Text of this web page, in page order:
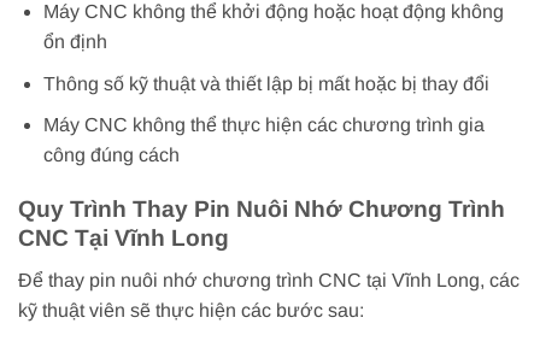
Máy CNC không thể khởi động hoặc hoạt động không
ổn định
Thông số kỹ thuật và thiết lập bị mất hoặc bị thay đổi
Máy CNC không thể thực hiện các chương trình gia
công đúng cách
Quy Trình Thay Pin Nuôi Nhớ Chương Trình
CNC Tại Vĩnh Long
Để thay pin nuôi nhớ chương trình CNC tại Vĩnh Long, các
kỹ thuật viên sẽ thực hiện các bước sau: